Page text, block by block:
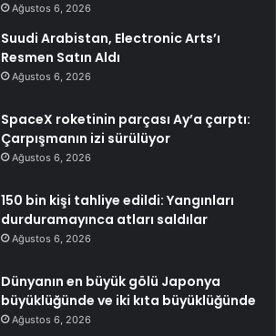
Ağustos 6, 2026
Suudi Arabistan, Electronic Arts’ı
Resmen Satın Aldı
Ağustos 6, 2026
SpaceX roketinin parçası Ay’a çarptı:
Çarpışmanın izi sürülüyor
Ağustos 6, 2026
150 bin kişi tahliye edildi: Yangınları
durduramayınca atları saldılar
Ağustos 6, 2026
Dünyanın en büyük gölü Japonya
büyüklüğünde ve iki kıta büyüklüğünde
Ağustos 6, 2026